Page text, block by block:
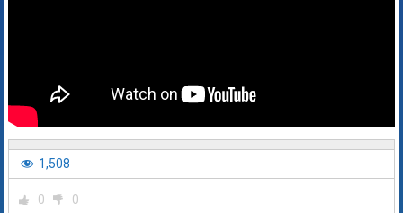
1,508
0 0